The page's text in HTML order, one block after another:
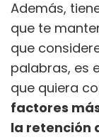
Además,
que te
que
palabras, es
que quiera
factores
la retención